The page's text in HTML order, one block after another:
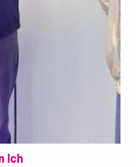
Ich